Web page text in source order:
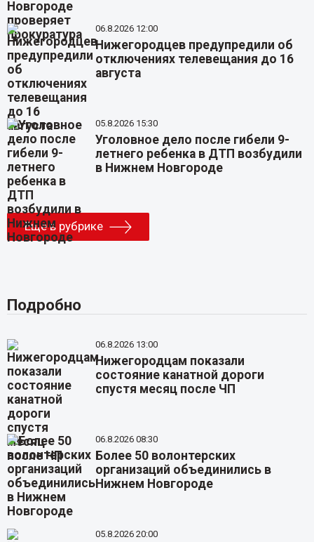
06.8.2026 12:00
Нижегородцев предупредили об
отключениях телевещания до 16
августа
05.8.2026 15:30
Уголовное дело после гибели 9-
летнего ребенка в ДТП возбудили
в Нижнем Новгороде
Еще в рубрике
Подробно
06.8.2026 13:00
Нижегородцам показали
состояние канатной дороги
спустя месяц после ЧП
06.8.2026 08:30
Более 50 волонтерских
организаций объединились в
Нижнем Новгороде
05.8.2026 20:00